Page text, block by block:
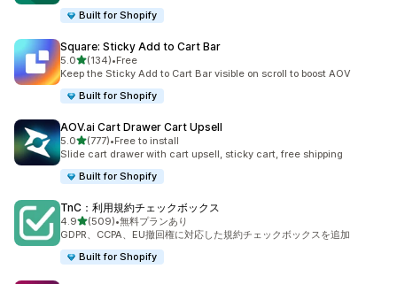
Built for Shopify
Square: Sticky Add to Cart Bar
5.05つ星中
(134)
合計レビュー数：134件
•Free
Keep the Sticky Add to Cart Bar visible on scroll to boost AOV
Built for Shopify
AOV.ai Cart Drawer Cart Upsell
5.05つ星中
(777)
合計レビュー数：777件
•Free to install
Slide cart drawer with cart upsell, sticky cart, free shipping
Built for Shopify
TnC：利用規約チェックボックス
4.95つ星中
(509)
合計レビュー数：509件
•無料プランあり
GDPR、CCPA、EU撤回権に対応した規約チェックボックスを追加
Built for Shopify